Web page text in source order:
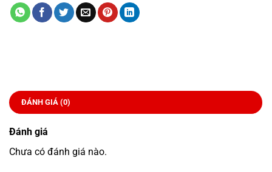
ĐÁNH GIÁ (0)
Đánh giá
Chưa có đánh giá nào.